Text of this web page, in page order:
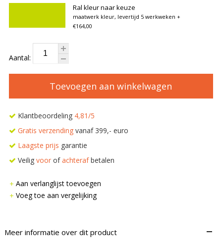
Ral kleur naar keuze
maatwerk kleur, levertijd 5 werkweken +
€164,00
Aantal:
Toevoegen aan winkelwagen
Klantbeoordeling 4,81/5
Gratis verzendingvanaf 399,- euro
Laagste prijs garantie
Veilig voorofachterafbetalen
Aan verlanglijst toevoegen
Voeg toe aan vergelijking
Meer informatie over dit product –